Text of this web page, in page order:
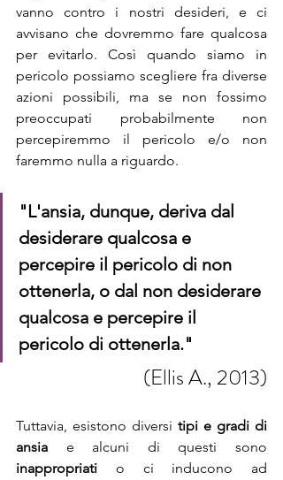
vanno contro i nostri desideri, e ci
avvisano che dovremmo fare qualcosa
per evitarlo. Così quando siamo in
pericolo possiamo scegliere fra diverse
azioni possibili, ma se non fossimo
preoccupati probabilmente non
percepiremmo il pericolo e/o non
faremmo nulla a riguardo.
"L'ansia, dunque, deriva dal
desiderare qualcosa e
percepire il pericolo di non
ottenerla, o dal non desiderare
qualcosa e percepire il
pericolo di ottenerla."
(Ellis A., 2013)
Tuttavia, esistono diversi tipi e gradi di
ansia
inappropriati o ci inducono ad